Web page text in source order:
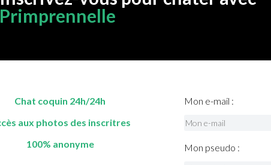
Primprennelle
Chat coquin 24h/24h
aux photos des inscritres
100% anonyme
Mon e-mail :
Mon pseudo :